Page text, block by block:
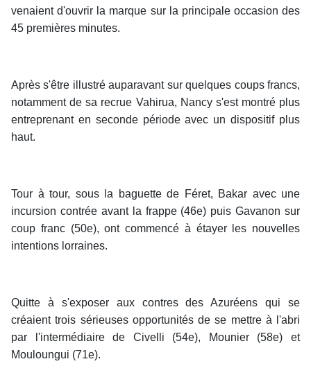
venaient d'ouvrir la marque sur la principale occasion des
45 premières minutes.
Après s'être illustré auparavant sur quelques coups francs,
notamment de sa recrue Vahirua, Nancy s'est montré plus
entreprenant en seconde période avec un dispositif plus
haut.
Tour à tour, sous la baguette de Féret, Bakar avec une
incursion contrée avant la frappe (46e) puis Gavanon sur
coup franc (50e), ont commencé à étayer les nouvelles
intentions lorraines.
Quitte à s'exposer aux contres des Azuréens qui se
créaient trois sérieuses opportunités de se mettre à l'abri
par l'intermédiaire de Civelli (54e), Mounier (58e) et
Mouloungui (71e).